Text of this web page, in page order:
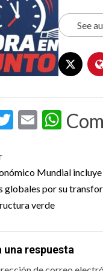
See
Twitter
Email
Mundial
globales por su
verde
una respuesta